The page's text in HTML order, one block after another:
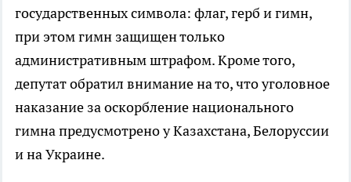
государственных символа: флаг, герб и гимн,
при этом гимн защищен только
административным штрафом. Кроме того,
депутат обратил внимание на то, что уголовное
наказание за оскорбление национального
гимна предусмотрено у Казахстана, Белоруссии
и на Украине.